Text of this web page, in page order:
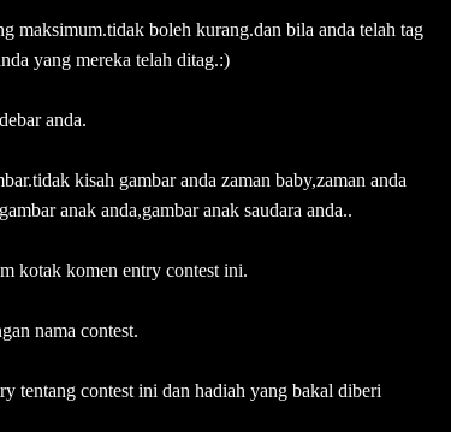
maksimum.tidak boleh kurang.dan bila anda telah tag
yang mereka telah ditag.:)
anda.
kisah gambar anda zaman baby,zaman anda
anak anda,gambar anak saudara anda..
kotak komen entry contest ini.
nama contest.
tentang contest ini dan hadiah yang bakal diberi